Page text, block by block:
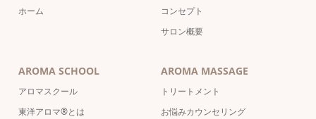
ホーム
コンセプト
サロン概要
AROMA SCHOOL
アロマスクール
東洋アロマ®とは
AROMA MASSAGE
トリートメント
お悩みカウンセリング